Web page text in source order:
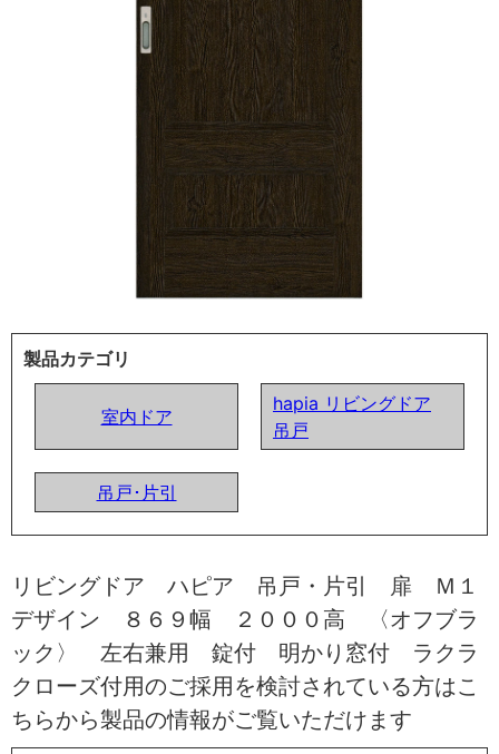
製品カテゴリ
室内ドア
hapia リビングドア
吊戸
吊戸･片引
リビングドア ハピア 吊戸・片引 扉 Ｍ１
デザイン ８６９幅 ２０００高 〈オフブラ
ック〉 左右兼用 錠付 明かり窓付 ラクラ
クローズ付用のご採用を検討されている方はこ
ちらから製品の情報がご覧いただけます